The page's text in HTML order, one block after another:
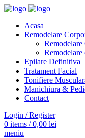
Acasa
Remodelare
Epilare Definitiva
Tratament Facial
Tonifiere
Manichiura &
Contact
Login / Register
0 items / 0,00 lei
meniu